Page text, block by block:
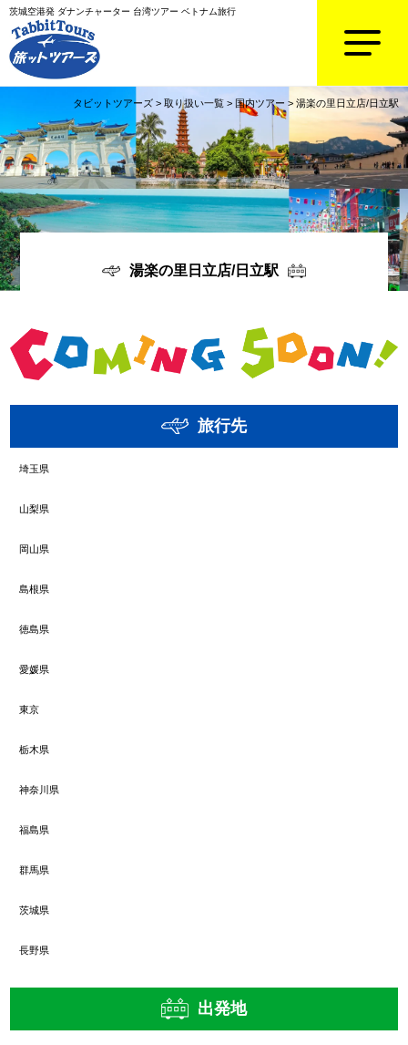
茨城空港発 ダナンチャーター 台湾ツアー ベトナム旅行
湯楽の里日立店/日立駅
タビットツアーズ > 取り扱い一覧 > 国内ツアー > 湯楽の里日立店/日立駅
旅行先
埼玉県
山梨県
岡山県
島根県
徳島県
愛媛県
東京
栃木県
神奈川県
福島県
群馬県
茨城県
長野県
出発地